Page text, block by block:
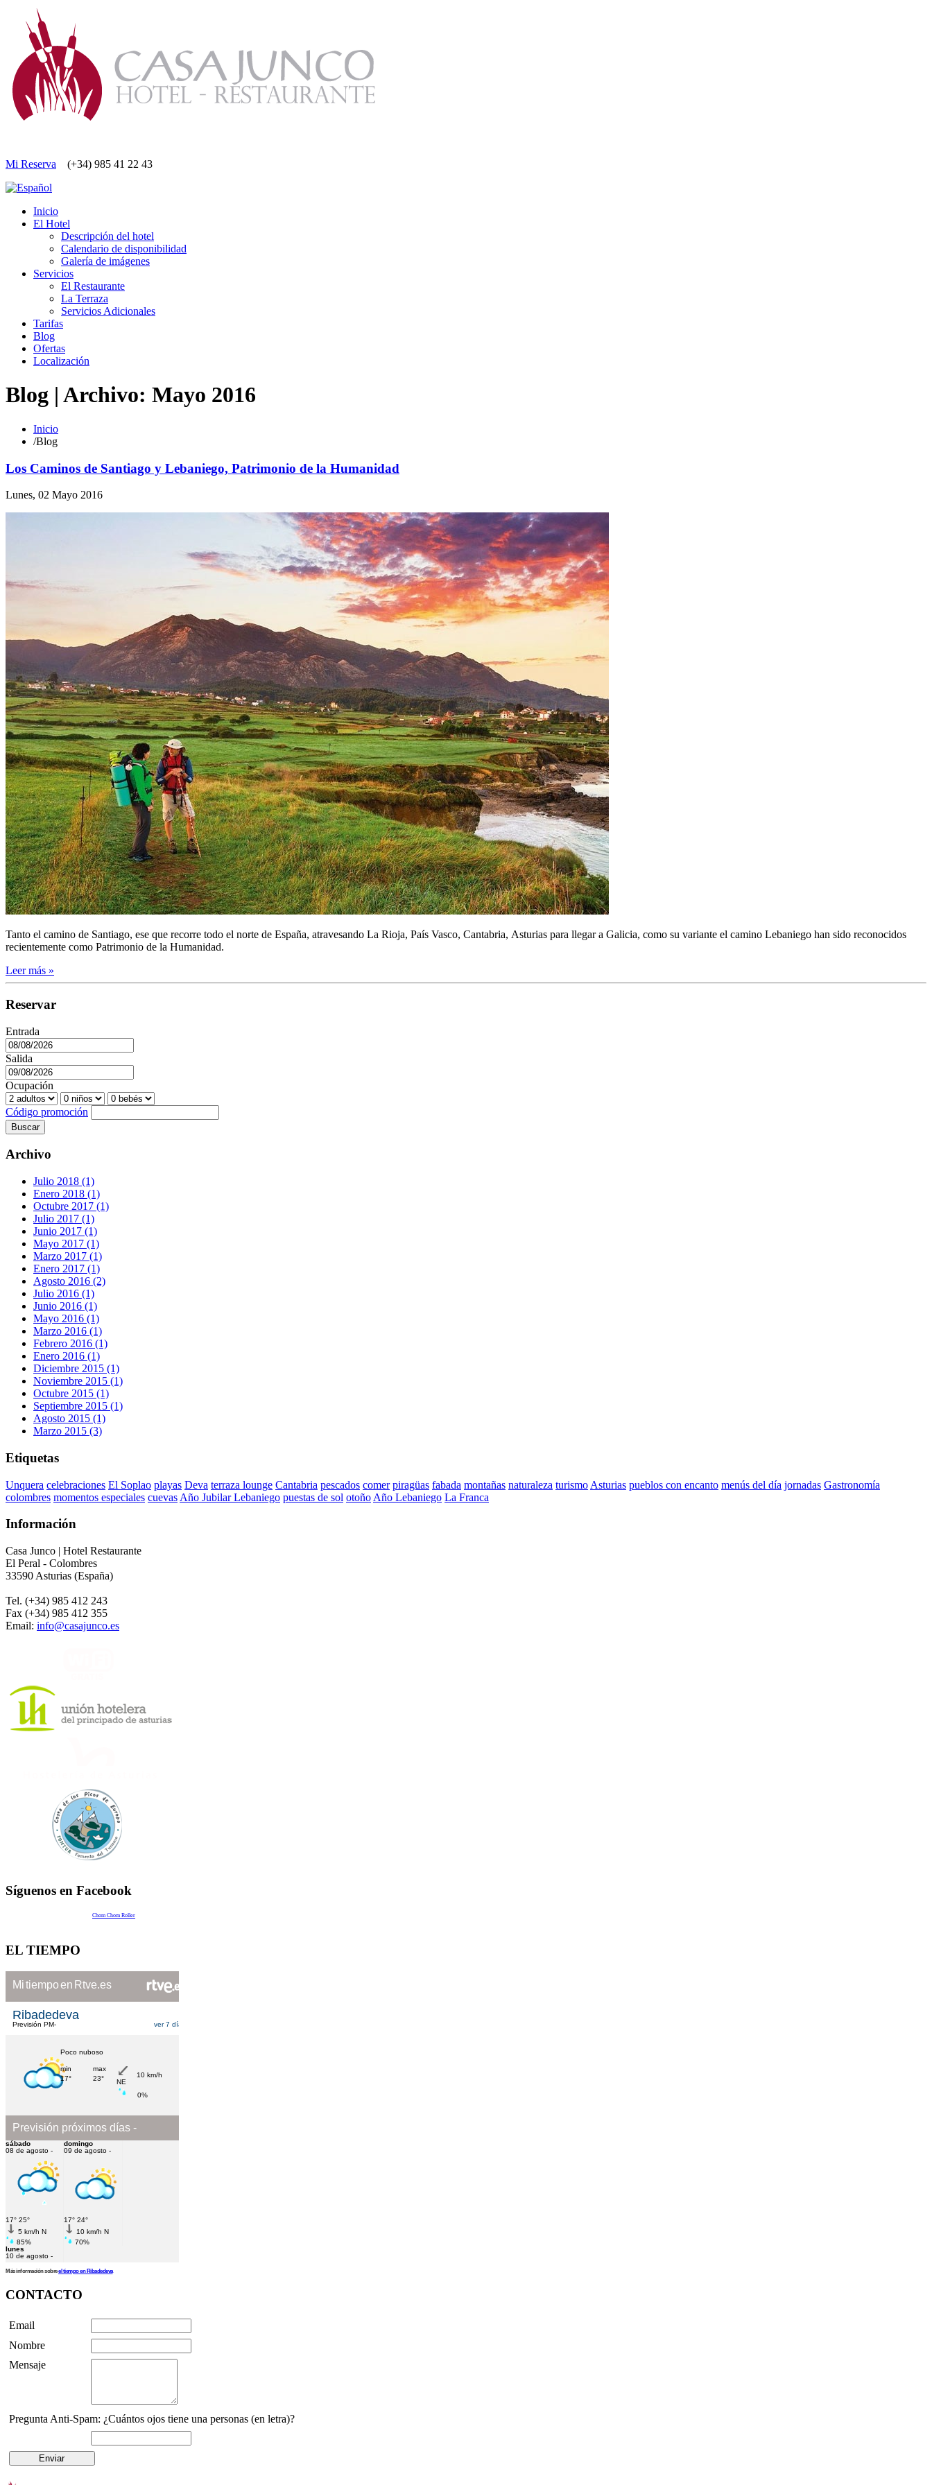
Mi Reserva (+34) 985 41 22 43
Inicio
El Hotel
Descripción del hotel
Calendario de disponibilidad
Galería de imágenes
Servicios
El Restaurante
La Terraza
Servicios Adicionales
Tarifas
Blog
Ofertas
Localización
Blog | Archivo: Mayo 2016
Inicio
/Blog
Los Caminos de Santiago y Lebaniego, Patrimonio de la Humanidad
Lunes, 02 Mayo 2016
Tanto el camino de Santiago, ese que recorre todo el norte de España, atravesando La Rioja, País Vasco, Cantabria, Asturias para llegar a Galicia, como su variante el camino Lebaniego han sido reconocidos
recientemente como Patrimonio de la Humanidad.
Leer más »
Reservar
Entrada
Salida
Ocupación
Código promoción
Buscar
Archivo
Julio 2018 (1)
Enero 2018 (1)
Octubre 2017 (1)
Julio 2017 (1)
Junio 2017 (1)
Mayo 2017 (1)
Marzo 2017 (1)
Enero 2017 (1)
Agosto 2016 (2)
Julio 2016 (1)
Junio 2016 (1)
Mayo 2016 (1)
Marzo 2016 (1)
Febrero 2016 (1)
Enero 2016 (1)
Diciembre 2015 (1)
Noviembre 2015 (1)
Octubre 2015 (1)
Septiembre 2015 (1)
Agosto 2015 (1)
Marzo 2015 (3)
Etiquetas
Unquera celebraciones El Soplao playas Deva terraza lounge Cantabria pescados comer piragüas fabada montañas naturaleza turismo Asturias pueblos con encanto menús del día jornadas Gastronomía
colombres momentos especiales cuevas Año Jubilar Lebaniego puestas de sol otoño Año Lebaniego La Franca
Información
Casa Junco | Hotel Restaurante
El Peral - Colombres
33590 Asturias (España)
Tel. (+34) 985 412 243
Fax (+34) 985 412 355
Email: info@casajunco.es
Síguenos en Facebook
Chom Chom Roller
EL TIEMPO
Más información sobreel tiempo en Ribadedeva
CONTACTO
Email
Nombre
Mensaje
Pregunta Anti-Spam: ¿Cuántos ojos tiene una personas (en letra)?